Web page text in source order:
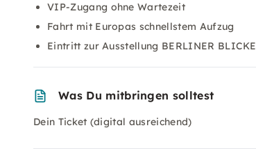
VIP-Zugang ohne Wartezeit
Fahrt mit Europas schnellstem Aufzug
Eintritt zur Ausstellung BERLINER BLICKE
Was Du mitbringen solltest
Dein Ticket (digital ausreichend)